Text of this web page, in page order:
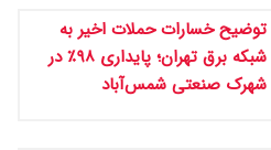
توضیح خسارات حملات اخیر به
شبکه برق تهران؛ پایداری ۹۸٪ در
شهرک صنعتی شمس‌آباد